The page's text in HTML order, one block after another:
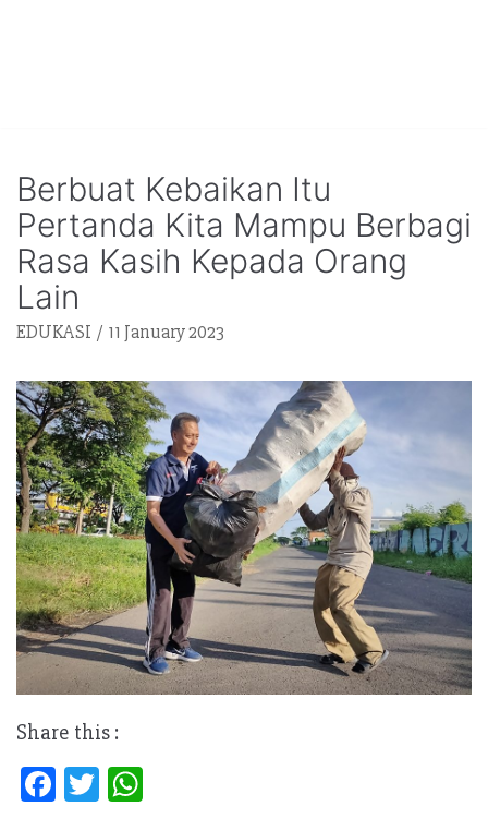
Berbuat Kebaikan Itu
Pertanda Kita Mampu Berbagi
Rasa Kasih Kepada Orang
Lain
EDUKASI 11 January 2023
Share this :
Fa T